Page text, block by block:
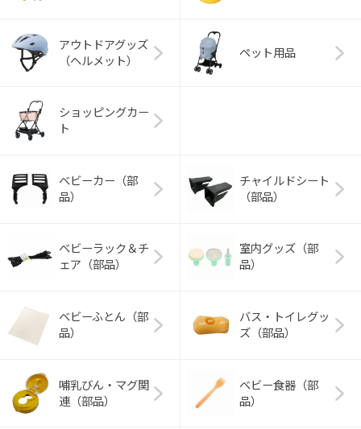
アウトドアグッズ
（ヘルメット）
ペット用品
ショッピングカー
ト
ベビーカー（部
品）
チャイルドシート
（部品）
ベビーラック＆チ
ェア（部品）
室内グッズ（部
品）
ベビーふとん（部
品）
バス・トイレグッ
ズ（部品）
哺乳びん・マグ関
連（部品）
ベビー食器（部
品）